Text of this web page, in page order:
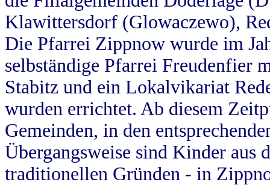
Klawittersdorf (Glowaczewo),
Die Pfarrei Zippnow wurde im
selbständige Pfarrei Freudenfier
Stabitz und ein Lokalvikariat
wurden errichtet. Ab diesem
Gemeinden, in den
Übergangsweise sind Kinder aus
traditionellen Gründen - in